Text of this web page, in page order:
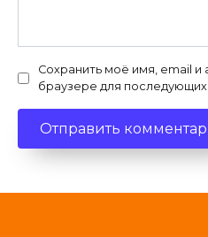
Сохранить моё имя, email и
браузере для